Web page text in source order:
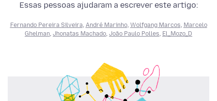
Essas pessoas ajudaram a escrever este artigo:
Fernando Pereira Silveira, André Marinho, Wolfgang Marcos, Marcelo
Ghelman, Jhonatas Machado, João Paulo Polles, El_Mozo_D